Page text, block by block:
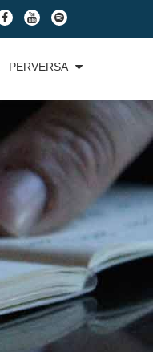
fa-
youtube
fa-
spotify
PERVERSA